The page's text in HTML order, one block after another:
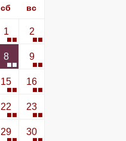
сб вс
1 2
8 9
15 16
22 23
29 30